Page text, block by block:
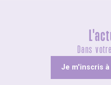
Dans
Je m'inscris